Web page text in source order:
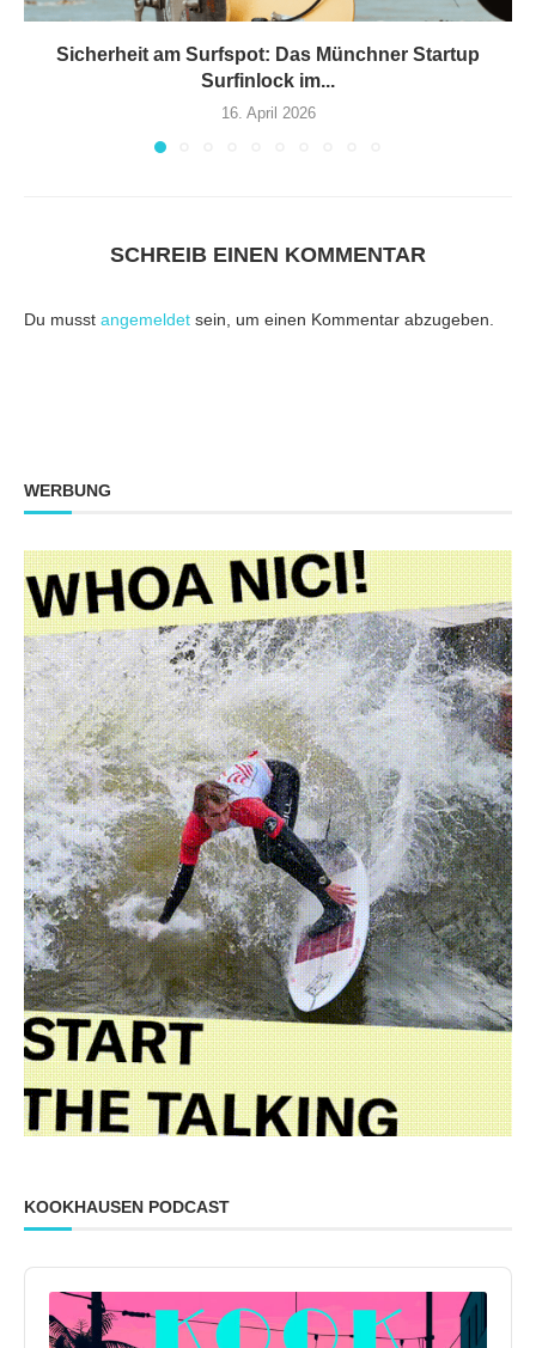
Sicherheit am Surfspot: Das Münchner Startup
Surfinlock im...
16. April 2026
SCHREIB EINEN KOMMENTAR
Du musst angemeldet sein, um einen Kommentar abzugeben.
WERBUNG
KOOKHAUSEN PODCAST
Audio
Player